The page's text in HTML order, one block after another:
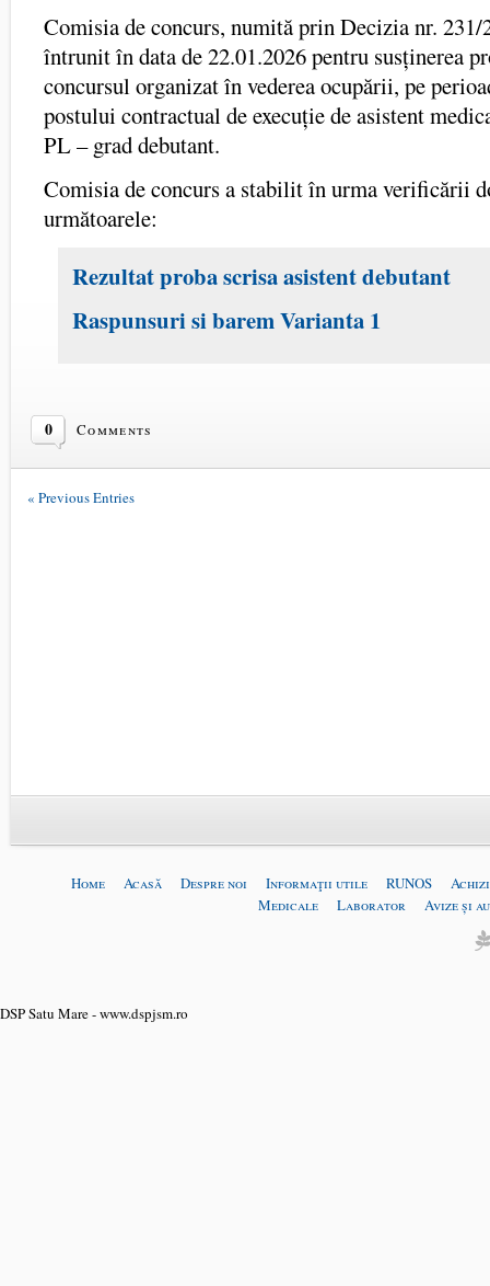
Comisia de concurs, numită prin Decizia nr. 231/
întrunit în data de 22.01.2026 pentru susținerea
concursul organizat în vederea ocupării, pe
postului contractual de execuție de asistent
PL – grad debutant.
Comisia de concurs a stabilit în urma verificării
următoarele:
Rezultat proba scrisa asistent debutant
Raspunsuri si barem Varianta 1
0 Comments
« Previous Entries
Home Acasă Despre noi Informaţii utile RUNOS
Medicale
Laborator Avize și
DSP Satu Mare - www.dspjsm.ro